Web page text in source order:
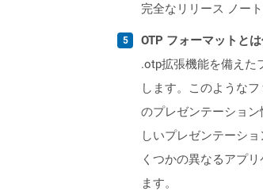
完全なリリース ノー
OTP フォーマットと
.otp拡張機能を備えた
します。このような
のプレゼンテーショ
しいプレゼンテーシ
くつかの異なるアプ
ます。